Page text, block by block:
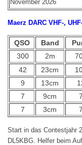
November 2026
Maerz DARC VHF-,
QSO Band
300
2m
42 23cm
9
13cm
7
9cm
7
3cm
Start in das Contestjahr
DL5KBG. Helfer beim